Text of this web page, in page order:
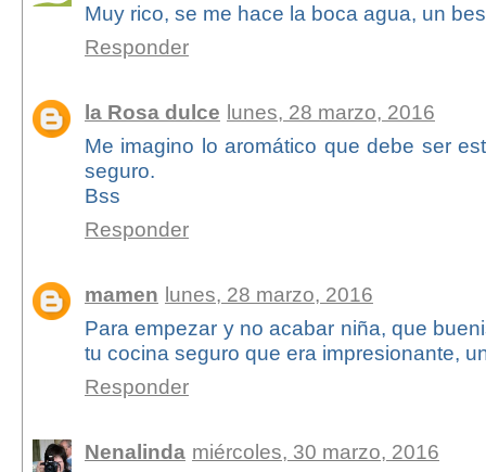
Muy rico, se me hace la boca agua, un
Responder
la Rosa dulce lunes, 28 marzo, 2016
Me imagino lo aromático que debe ser
seguro.
Bss
Responder
mamen lunes, 28 marzo, 2016
Para empezar y no acabar niña, que
tu cocina seguro que era impresionante,
Responder
Nenalinda miércoles, 30 marzo, 2016